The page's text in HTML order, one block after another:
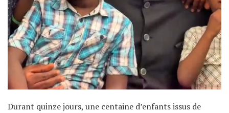
Durant quinze jours, une centaine d’enfants issus de